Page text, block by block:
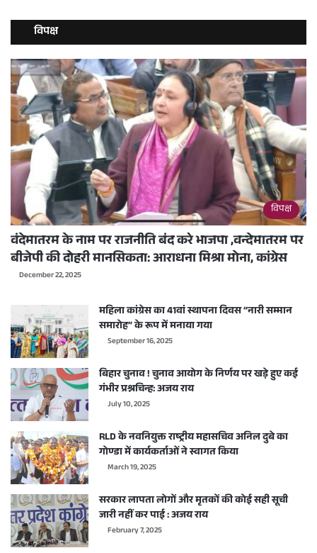
विपक्ष
विपक्ष
वंदेमातरम के नाम पर राजनीति बंद करे भाजपा ,वन्देमातरम पर
बीजेपी की दोहरी मानसिकता: आराधना मिश्रा मोना, कांग्रेस
December 22, 2025
महिला कांग्रेस का 41वां स्थापना दिवस “नारी सम्मान
समारोह” के रूप में मनाया गया
September 16, 2025
बिहार चुनाव ! चुनाव आयोग के निर्णय पर खड़े हुए कई
गंभीर प्रश्नचिन्ह: अजय राय
July 10, 2025
RLD के नवनियुक्त राष्ट्रीय महासचिव अनिल दुबे का
गोण्डा में कार्यकर्ताओं ने स्वागत किया
March 19, 2025
सरकार लापता लोगों और मृतकों की कोई सही सूची
जारी नहीं कर पाई : अजय राय
February 7, 2025